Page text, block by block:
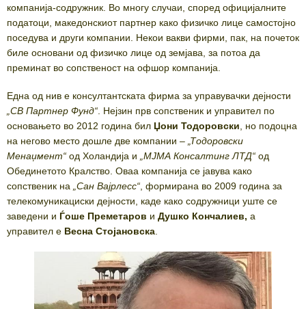
компанија-содружник. Во многу случаи, според официјалните
податоци, македонскиот партнер како физичко лице самостојно
поседува и други компании. Некои вакви фирми, пак, на почеток
биле основани од физичко лице од земјава, за потоа да
преминат во сопственост на офшор компанија.
Една од нив е консултантската фирма за управувачки дејности
СВ Партнер Фунд“ . Нејзин прв сопственик и управител по
основањето во 2012 година бил Џони Тодоровски , но подоцна
на негово место дошле две компании – Тодоровски
Менаџмент“ од Холандија и МЈМА Консалтинг ЛТД“ од
Обединетото Кралство. Оваа компанија се јавува како
сопственик на
Сан Вајрлесс“ , формирана во 2009 година за
телекомуникациски дејности, каде како содружници уште се
заведени и Ѓоше Преметаров и Душко Кончалиев, а
управител е Весна Стојановска